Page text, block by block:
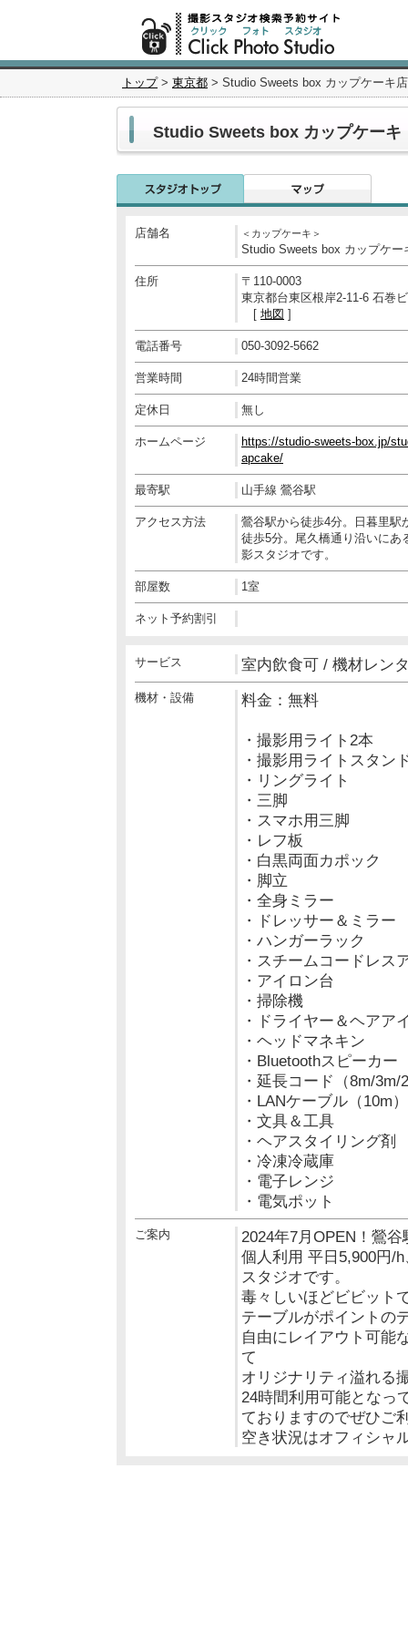
トップ> 東京都 > Studio Sweets box カップケーキ
Studio Sweets box カップケー
店舗名 ＜カップケーキ＞
Studio Sweets box カップケー
住所
〒110-0003
東京都台東区根岸2-11-6 石巻
[ 地図 ]
電話番号 050-3092-5662
営業時間 24時間営業
定休日 無し
ホームページ
https://studio-sweets-box.jp/
apcake/
最寄駅 山手線 鶯谷駅
アクセス方法
鶯谷駅から徒歩4分。日暮里駅
徒歩5分。尾久橋通り沿いにあ
影スタジオです。
部屋数 1室
ネット予約割引
サービス 室内飲食可 / 機材レン
機材・設備 料金：無料
・撮影用ライト2本
・撮影用ライトスタン
・リングライト
・三脚
・スマホ用三脚
・レフ板
・白黒両面カポック
・脚立
・全身ミラー
・ドレッサー＆ミラー
・ハンガーラック
・スチームコードレス
・アイロン台
・掃除機
・ドライヤー＆ヘアア
・ヘッドマネキン
・Bluetoothスピーカー
・延長コード（8m/3m/
・LANケーブル（10m）
・文具＆工具
・ヘアスタイリング剤
・冷凍冷蔵庫
・電子レンジ
・電気ポット
ご案内
2024年7月OPEN！鶯
個人利用 平日5,900円/
スタジオです。
毒々しいほどビビット
テーブルがポイントの
自由にレイアウト可能
て
オリジナリティ溢れる
24時間利用可能となっ
ておりますのでぜひご
空き状況はオフィシャ